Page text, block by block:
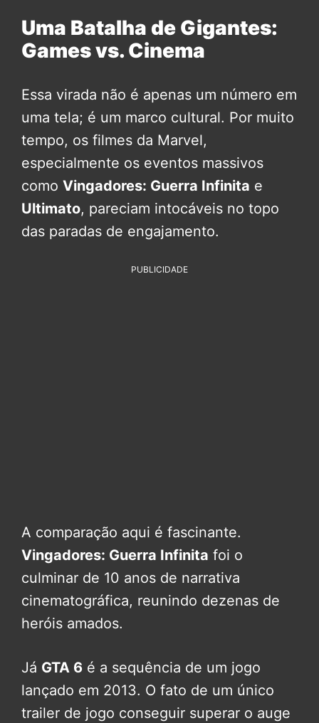
Uma Batalha de Gigantes:
Games vs. Cinema
Essa virada não é apenas um número em
uma tela; é um marco cultural. Por muito
tempo, os filmes da Marvel,
especialmente os eventos massivos
como Vingadores: Guerra Infinita e
Ultimato, pareciam intocáveis no topo
das paradas de engajamento.
PUBLICIDADE
A comparação aqui é fascinante.
Vingadores: Guerra Infinita foi o
culminar de 10 anos de narrativa
cinematográfica, reunindo dezenas de
heróis amados.
Já GTA 6 é a sequência de um jogo
lançado em 2013. O fato de um único
trailer de jogo conseguir superar o auge